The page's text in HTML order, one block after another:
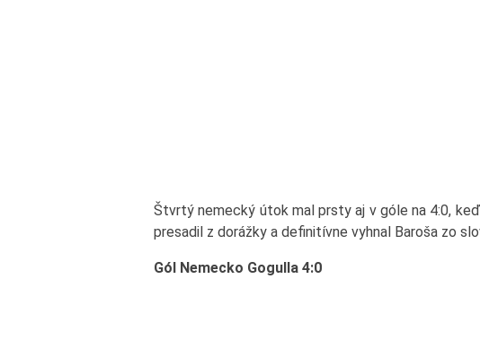
Štvrtý nemecký útok mal prsty aj v góle na 4:0,
presadil z dorážky a definitívne vyhnal Baroša zo
Gól Nemecko Gogulla 4:0